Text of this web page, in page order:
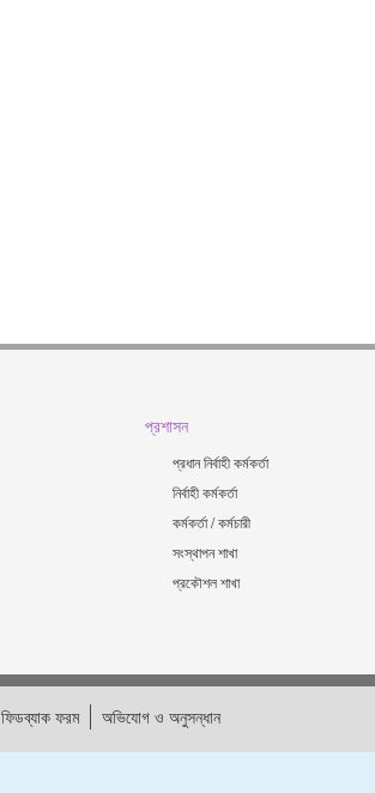
প্রশাসন
প্রধান নির্বাহী কর্মকর্তা
নির্বাহী কর্মকর্তা
কর্মকর্তা / কর্মচারী
সংস্থাপন শাখা
প্রকৌশল শাখা
ফিডব্যাক ফরম অভিযোগ ও অনুসন্ধান